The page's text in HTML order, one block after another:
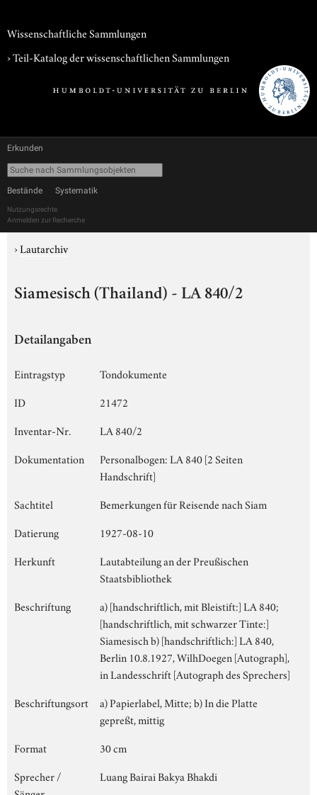
Wissenschaftliche Sammlungen
› Teil-Katalog der wissenschaftlichen Sammlungen
Erkunden
Bestände Systematik
Nutzungsrechte
Anmelden zur Recherche
›Lautarchiv
Siamesisch (Thailand) - LA 840/2
Detailangaben
Eintragstyp
Tondokumente
ID
21472
Inventar-Nr.
LA 840/2
Dokumentation
Personalbogen: LA 840 [2 Seiten
Handschrift]
Sachtitel
Bemerkungen für Reisende nach Siam
Datierung
1927-08-10
Herkunft
Lautabteilung an der Preußischen
Staatsbibliothek
Beschriftung
a) [handschriftlich, mit Bleistift:] LA 840;
[handschriftlich, mit schwarzer Tinte:]
Siamesisch b) [handschriftlich:] LA 840,
Berlin 10.8.1927, WilhDoegen [Autograph],
in Landesschrift [Autograph des Sprechers]
Beschriftungsort
a) Papierlabel, Mitte; b) In die Platte
gepreßt, mittig
Format
30 cm
Sprecher /
Luang Bairai Bakya Bhakdi